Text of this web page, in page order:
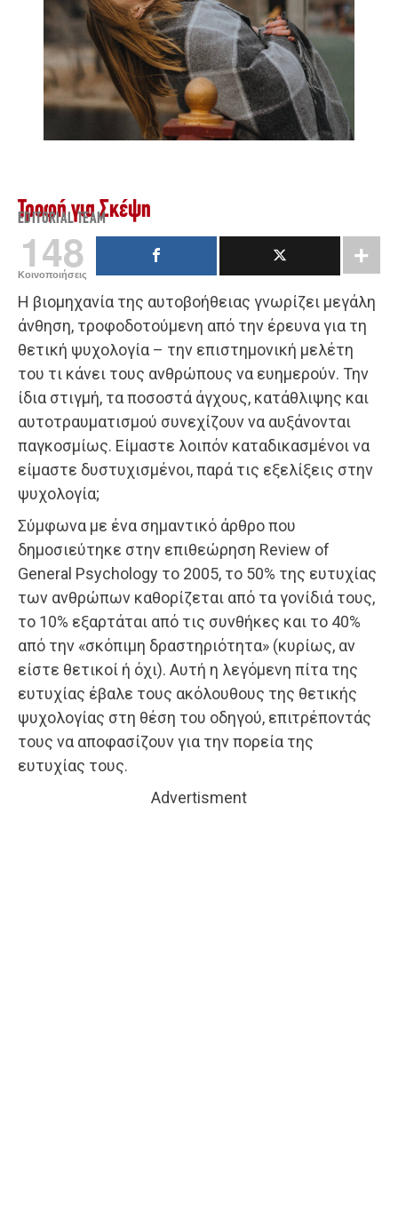
Τροφή για Σκέψη
EDITORIAL TEAM
148
Κοινοποιήσεις
Η βιομηχανία της αυτοβοήθειας γνωρίζει μεγάλη
άνθηση, τροφοδοτούμενη από την έρευνα για τη
θετική ψυχολογία – την επιστημονική μελέτη
του τι κάνει τους ανθρώπους να ευημερούν. Την
ίδια στιγμή, τα ποσοστά άγχους, κατάθλιψης και
αυτοτραυματισμού συνεχίζουν να αυξάνονται
παγκοσμίως. Είμαστε λοιπόν καταδικασμένοι να
είμαστε δυστυχισμένοι, παρά τις εξελίξεις στην
ψυχολογία;
Σύμφωνα με ένα σημαντικό άρθρο που
δημοσιεύτηκε στην επιθεώρηση Review of
General Psychology το 2005, το 50% της ευτυχίας
των ανθρώπων καθορίζεται από τα γονίδιά τους,
το 10% εξαρτάται από τις συνθήκες και το 40%
από την «σκόπιμη δραστηριότητα» (κυρίως, αν
είστε θετικοί ή όχι). Αυτή η λεγόμενη πίτα της
ευτυχίας έβαλε τους ακόλουθους της θετικής
ψυχολογίας στη θέση του οδηγού, επιτρέποντάς
τους να αποφασίζουν για την πορεία της
ευτυχίας τους.
Advertisment